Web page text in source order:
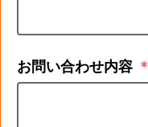
お問い合わせ内容 ＊